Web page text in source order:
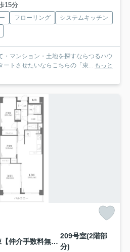
15分
フローリング
システムキッチン
・マンション・土地を探すならつるハウ
ートさせたいならこちらの「東... もっと
グリーンコーポ東戸塚A棟【仲介手数料無料】
209号室(2階部
分)